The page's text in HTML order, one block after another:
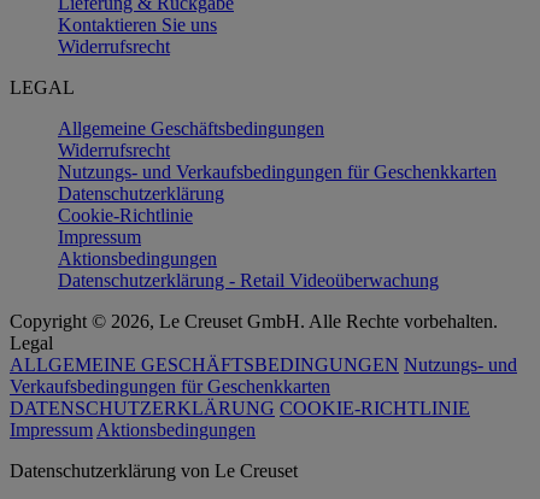
Kontaktieren Sie uns
Widerrufsrecht
LEGAL
Allgemeine Geschäftsbedingungen
Widerrufsrecht
Nutzungs- und Verkaufsbedingungen für Geschenkkarten
Datenschutzerklärung
Cookie-Richtlinie
Impressum
Aktionsbedingungen
Datenschutzerklärung - Retail Videoüberwachung
Copyright © 2026, Le Creuset GmbH. Alle Rechte vorbehalten.
Legal
ALLGEMEINE GESCHÄFTSBEDINGUNGEN Nutzungs- und
Verkaufsbedingungen für Geschenkkarten
DATENSCHUTZERKLÄRUNG COOKIE-RICHTLINIE
Impressum Aktionsbedingungen
Datenschutz­erklärung von Le Creuset